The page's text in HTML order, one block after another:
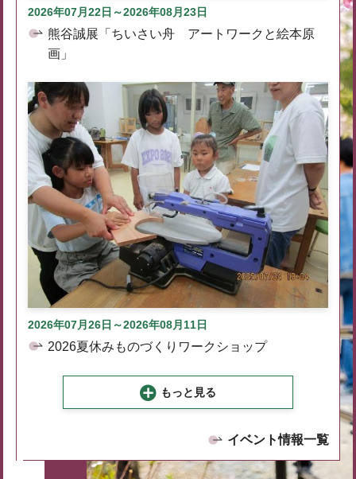
2026年07月22日～2026年08月23日
熊谷誠展「ちいさい舟 アートワークと絵本原
画」
2026年07月26日～2026年08月11日
2026夏休みものづくりワークショップ
もっと見る
イベント情報一覧